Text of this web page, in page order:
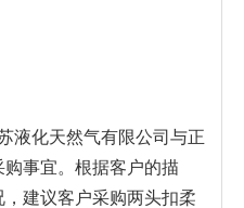
液化天然气有限公司与正
事宜。根据客户的描
建议客户采购两头扣柔